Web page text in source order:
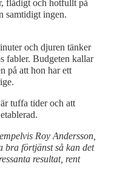
flådigt och hotfullt på
samtidigt ingen.
och djuren tänker
fabler. Budgeten kallar
på att hon har ett
tuffa tider och att
Roy Andersson,
bra förtjänst så kan det
resultat, rent